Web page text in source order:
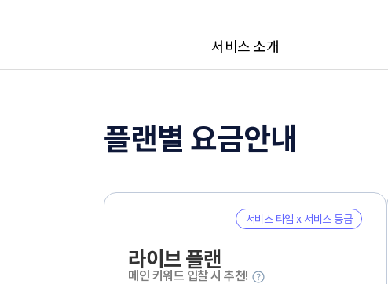
서비스 소개
플랜별 요금안내
서비스 타입 x 서비스 등급
라이브 플랜
메인 키워드 입찰 시 추천!